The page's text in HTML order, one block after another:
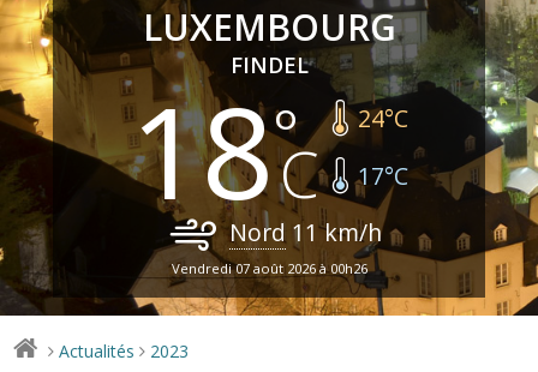
LUXEMBOURG
FINDEL
18 24°C
17°C
Nord 11km/h
Vendredi 07 août 2026 à 00h26
> Actualités > 2023